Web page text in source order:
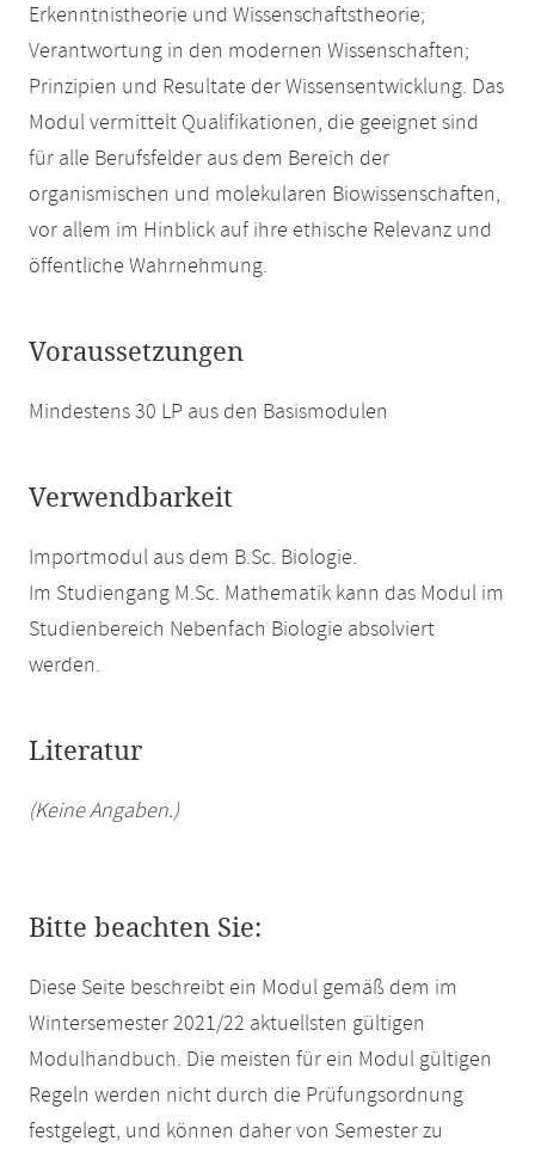
Erkenntnistheorie und Wissenschaftstheorie;
Verantwortung in den modernen Wissenschaften;
Prinzipien und Resultate der Wissensentwicklung. Das
Modul vermittelt Qualifikationen, die geeignet sind
für alle Berufsfelder aus dem Bereich der
organismischen und molekularen Biowissenschaften,
vor allem im Hinblick auf ihre ethische Relevanz und
öffentliche Wahrnehmung.
Voraussetzungen
Mindestens 30 LP aus den Basismodulen
Verwendbarkeit
Importmodul aus dem B.Sc. Biologie.
Im Studiengang M.Sc. Mathematik kann das Modul im
Studienbereich Nebenfach Biologie absolviert
werden.
Literatur
(Keine Angaben.)
Bitte beachten Sie:
Diese Seite beschreibt ein Modul gemäß dem im
Wintersemester 2021/22 aktuellsten gültigen
Modulhandbuch. Die meisten für ein Modul gültigen
Regeln werden nicht durch die Prüfungsordnung
festgelegt, und können daher von Semester zu